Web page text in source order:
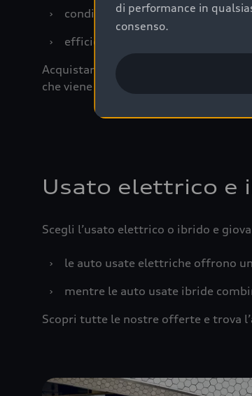
›
condizioni della carrozzeria e
›
efficienza meccanica: motore,
Acquistare un’auto usata in una
che viene sottoposto a 110 controlli
Usato elettrico e
Scegli l’usato elettrico o ibrido e
›
le auto usate elettriche offrono
›
mentre le auto usate ibride
Scopri tutte le nostre offerte e trova
di performance in
consenso.